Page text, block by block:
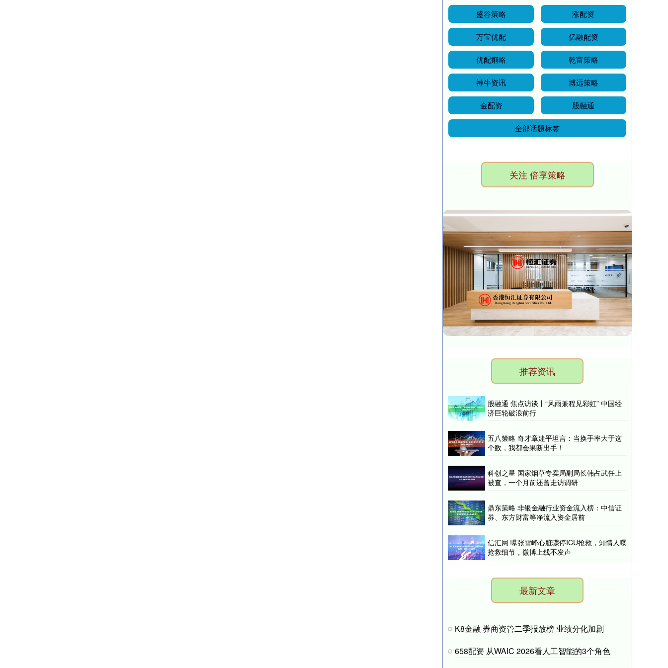
盛谷策略 涨配资
万宝优配 亿融配资
优配痢略 乾富策略
神牛资讯 博远策略
金配资 股融通
全部话题标签
关注 倍享策略
推荐资讯
股融通 焦点访谈丨“风雨兼程见彩虹” 中国经
济巨轮破浪前行
五八策略 奇才章建平坦言：当换手率大于这
个数，我都会果断出手！
科创之星 国家烟草专卖局副局长韩占武任上
被查，一个月前还曾走访调研
鼎东策略 非银金融行业资金流入榜：中信证
券、东方财富等净流入资金居前
信汇网 曝张雪峰心脏骤停ICU抢救，知情人曝
抢救细节，微博上线不发声
最新文章
K8金融 券商资管二季报放榜 业绩分化加剧
658配资 从WAIC 2026看人工智能的3个角色